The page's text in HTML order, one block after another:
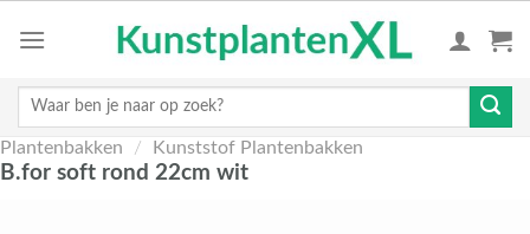
Zoeken
Plantenbakken / Kunststof Plantenbakken
B.for soft rond 22cm wit